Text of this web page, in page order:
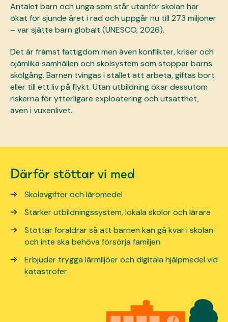
Antalet barn och unga som står utanför skolan har
ökat för sjunde året i rad och uppgår nu till 273 miljoner
– var sjätte barn globalt (UNESCO,2026).
Det är främst fattigdom men även konflikter, kriser och
ojämlika samhällen och skolsystem som stoppar barns
skolgång. Barnen tvingas i stället att arbeta, giftas bort
eller till ett liv på flykt. Utan utbildning ökar dessutom
riskerna för ytterligare exploatering och utsatthet,
även i vuxenlivet.
Därför stöttar vi med
Skolavgifter och läromedel
Stärker utbildningssystem, lokala skolor och lärare
Stöttar föräldrar så att barnen kan gå kvar i skolan
och inte ska behöva försörja familjen
Erbjuder trygga lärmiljöer och digitala hjälpmedel vid
katastrofer